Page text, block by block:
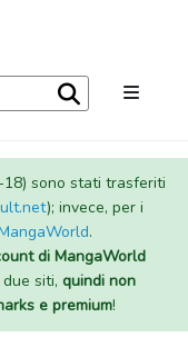
sono stati trasferiti
); invece, per i
.
di MangaWorld
siti, quindi non
e premium!